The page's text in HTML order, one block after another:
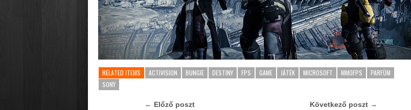
RELATED ITEMS ACTIVISION BUNGIE DESTINY FPS GAME JÁTÉK MICROSOFT MMOFPS
PARFÜM
SONY
← Előző poszt Következő poszt →